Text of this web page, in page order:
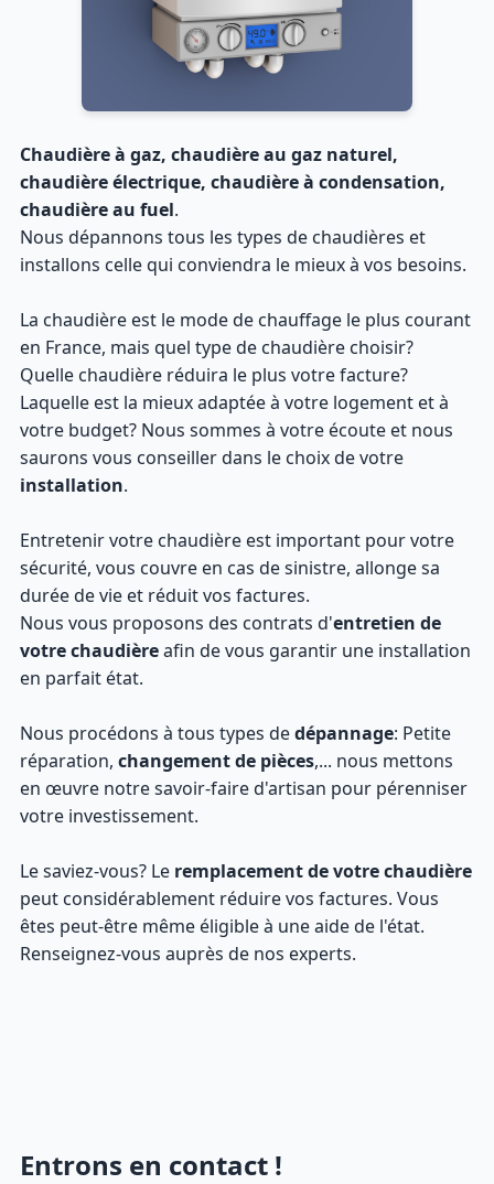
Chaudière à gaz, chaudière au gaz naturel,
chaudière électrique, chaudière à condensation,
chaudière au fuel.
Nous dépannons tous les types de chaudières et
installons celle qui conviendra le mieux à vos besoins.
La chaudière est le mode de chauffage le plus courant
en France, mais quel type de chaudière choisir?
Quelle chaudière réduira le plus votre facture?
Laquelle est la mieux adaptée à votre logement et à
votre budget? Nous sommes à votre écoute et nous
saurons vous conseiller dans le choix de votre
installation.
Entretenir votre chaudière est important pour votre
sécurité, vous couvre en cas de sinistre, allonge sa
durée de vie et réduit vos factures.
Nous vous proposons des contrats d'entretien de
votre chaudièreafin de vous garantir une installation
en parfait état.
Nous procédons à tous types dedépannage: Petite
réparation, changement de pièces,... nous mettons
en œuvre notre savoir-faire d'artisan pour pérenniser
votre investissement.
Le saviez-vous? Le remplacement de votre chaudière
peut considérablement réduire vos factures. Vous
êtes peut-être même éligible à une aide de l'état.
Renseignez-vous auprès de nos experts.
Entrons en contact !